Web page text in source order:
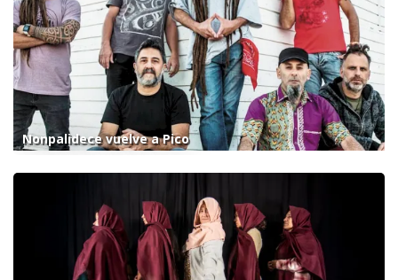
Nonpalidece vuelve a Pico